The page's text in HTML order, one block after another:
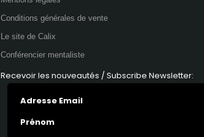
Conditions générales de vente
Le site de Calix
Conférencier mentaliste
Recevoir les nouveautés / Subscribe Newsletter:
Adresse Email
Prénom